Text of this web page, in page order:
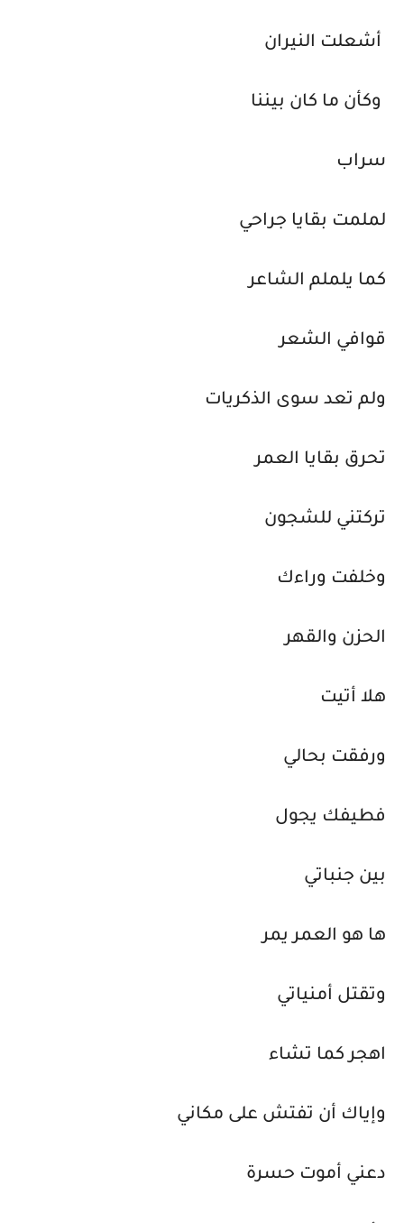
أشعلت النيران
وكأن ما كان بيننا
سراب
لملمت بقايا جراحي
كما يلملم الشاعر
قوافي الشعر
ولم تعد سوى الذكريات
تحرق بقايا العمر
تركتني للشجون
وخلفت وراءك
الحزن والقهر
هلا أتيت
ورفقت بحالي
فطيفك يجول
بين جنباتي
ها هو العمر يمر
وتقتل أمنياتي
اهجر كما تشاء
وإياك أن تفتش على مكاني
دعني أموت حسرة